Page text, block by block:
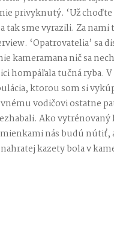
privyknutý. ‘Už
tak sme vyrazili. Za
‘Opatrovatelia’ sa
kameramana nič sa
hompáľala tučná ryba.
ktorou som si
vodičovi ostatne
Ako
nás budú nútiť,
kazety bola v